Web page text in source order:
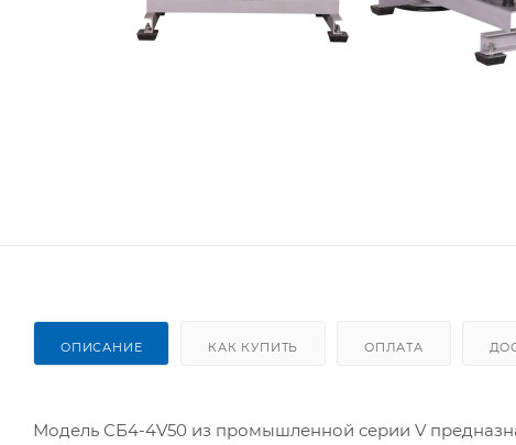
ОПИСАНИЕ КАК КУПИТЬ ОПЛАТА
Модель СБ4-4V50 из промышленной серии V